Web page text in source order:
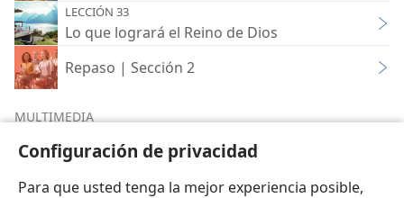
Configuración de privacidad
Para que usted tenga la mejor experiencia posible,
LECCIÓN 33
Lo que logrará el Reino de Dios
Repaso | Sección 2
MULTIMEDIA
Multimedia de la sección 2